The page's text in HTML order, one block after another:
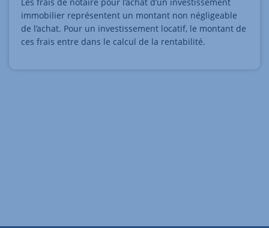
immobilier représentent un montant non négligeable
de l’achat. Pour un investissement locatif, le montant de
ces frais entre dans le calcul de la rentabilité.